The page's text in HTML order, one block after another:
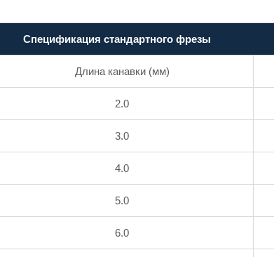
Спецификация стандартного фрезы
Длина канавки (мм)
2.0
3.0
4.0
5.0
6.0